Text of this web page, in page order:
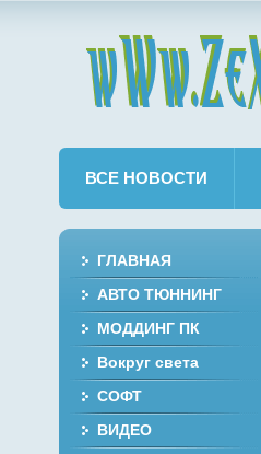
ВСЕ НОВОСТИ
ГЛАВНАЯ
АВТО ТЮННИНГ
МОДДИНГ ПК
Вокруг света
СОФТ
ВИДЕО